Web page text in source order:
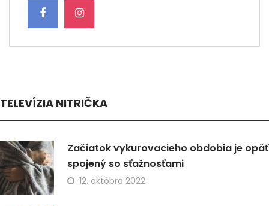
TELEVÍZIA NITRIČKA
Začiatok vykurovacieho obdobia je opäť
spojený so sťažnosťami
12. októbra 2022